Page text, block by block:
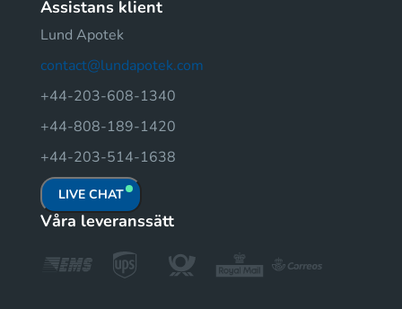
Assistans klient
Lund Apotek
contact@lundapotek.com
+44-203-608-1340
+44-808-189-1420
+44-203-514-1638
LIVE CHAT
Våra leveranssätt